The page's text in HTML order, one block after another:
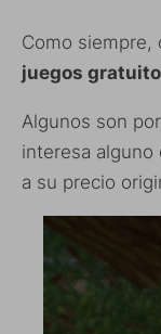
Como siempre,
juegos
Algunos son
interesa alguno
a su precio